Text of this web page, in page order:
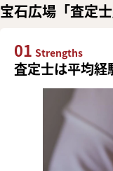
宝石広場「査定
01 Strengths
査定士は平均